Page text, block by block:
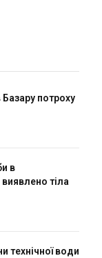
потроху
в
тіла
технічної води